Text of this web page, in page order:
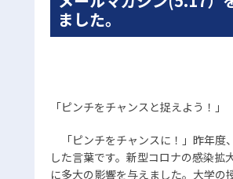
ました。
「ピンチをチャンスと捉えよう！」
「ピンチをチャンスに！」昨年度
した言葉です。新型コロナの感染拡
に多大の影響を与えました。大学の